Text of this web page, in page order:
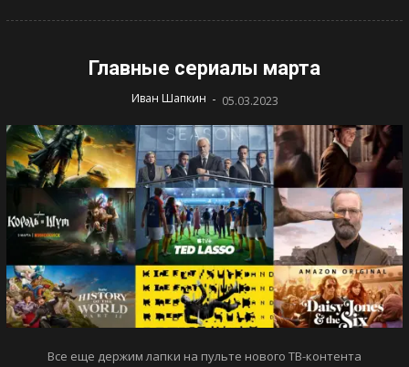
Главные сериалы марта
Иван Шапкин - 05.03.2023
Все еще держим лапки на пульте нового ТВ-контента